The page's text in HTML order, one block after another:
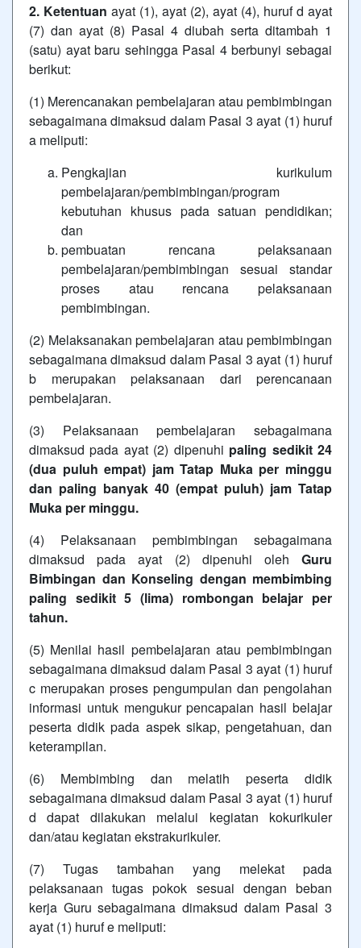
2. Ketentuan ayat (1), ayat (2), ayat (4), huruf d ayat
(7) dan ayat (8) Pasal 4 diubah serta ditambah 1
(satu) ayat baru sehingga Pasal 4 berbunyi sebagai
berikut:
(1) Merencanakan pembelajaran atau pembimbingan
sebagaimana dimaksud dalam Pasal 3 ayat (1) huruf
a meliputi:
Pengkajian kurikulum
pembelajaran/pembimbingan/program
kebutuhan khusus pada satuan pendidikan;
dan
pembuatan rencana pelaksanaan
pembelajaran/pembimbingan sesuai standar
proses atau rencana pelaksanaan
pembimbingan.
(2) Melaksanakan pembelajaran atau pembimbingan
sebagaimana dimaksud dalam Pasal 3 ayat (1) huruf
b merupakan pelaksanaan dari perencanaan
pembelajaran.
(3) Pelaksanaan pembelajaran sebagaimana
dimaksud pada ayat (2) dipenuhi paling sedikit 24
(dua puluh empat) jam Tatap Muka per minggu
dan paling banyak 40 (empat puluh) jam Tatap
Muka per minggu.
(4) Pelaksanaan pembimbingan sebagaimana
dimaksud pada ayat (2) dipenuhi oleh Guru
Bimbingan dan Konseling dengan membimbing
paling sedikit 5 (lima) rombongan belajar per
tahun.
(5) Menilai hasil pembelajaran atau pembimbingan
sebagaimana dimaksud dalam Pasal 3 ayat (1) huruf
c merupakan proses pengumpulan dan pengolahan
informasi untuk mengukur pencapaian hasil belajar
peserta didik pada aspek sikap, pengetahuan, dan
keterampilan.
(6) Membimbing dan melatih peserta didik
sebagaimana dimaksud dalam Pasal 3 ayat (1) huruf
d dapat dilakukan melalui kegiatan kokurikuler
dan/atau kegiatan ekstrakurikuler.
(7) Tugas tambahan yang melekat pada
pelaksanaan tugas pokok sesuai dengan beban
kerja Guru sebagaimana dimaksud dalam Pasal 3
ayat (1) huruf e meliputi: